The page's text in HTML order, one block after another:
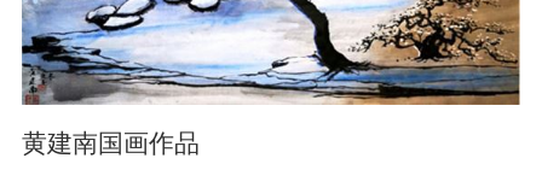
黄建南国画作品